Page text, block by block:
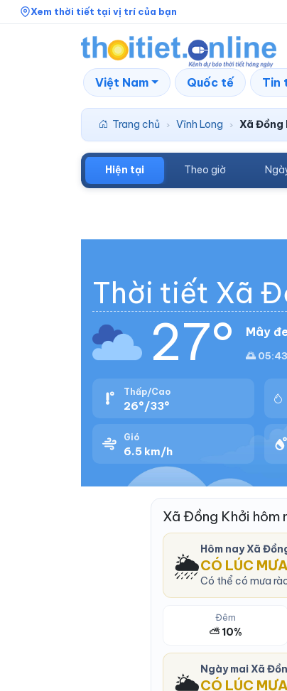
Xem thời tiết tại vị trí của bạn
Việt Nam Quốc tế Tin
Trang chủ › Vĩnh Long › Xã Đồng
Hiện tại Theo giờ
Thời tiết Xã
27° Mây
🌅 05:43
Thấp/Cao
26°/33°
Gió
6.5 km/h
Xã Đồng Khởi hôm
🌦️
Hôm nay Xã
CÓ LÚC
Có thể có mưa
Đêm
⛅ 10%
Ngày mai Xã
CÓ LÚC